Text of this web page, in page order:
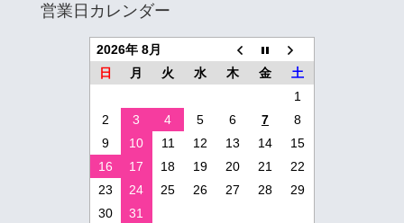
営業日カレンダー
2026年 8月
日
月 火 水 木 金
土
1
2
3 4 5 6 7
8
9
10 11 12 13 14
15
16
17 18 19 20 21
22
23
24 25 26 27 28
29
30
31